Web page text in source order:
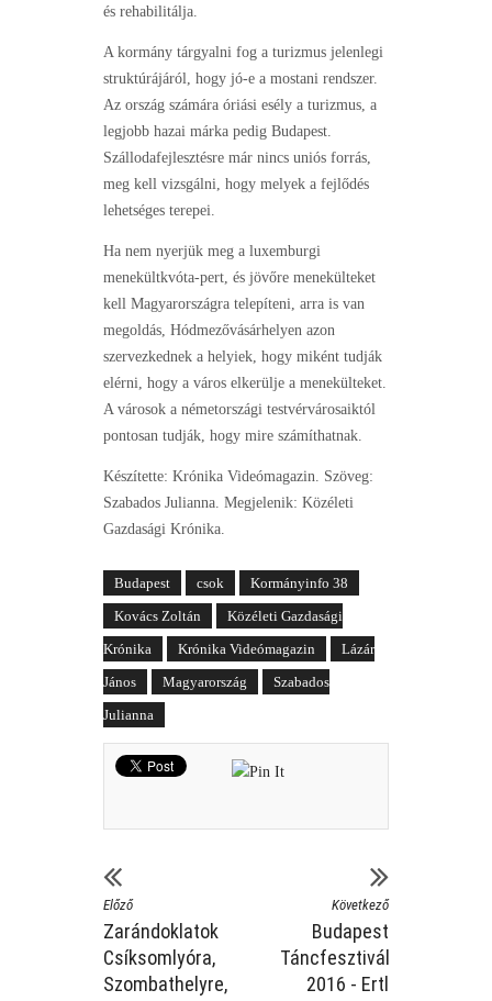
és rehabilitálja.
A kormány tárgyalni fog a turizmus jelenlegi
struktúrájáról, hogy jó-e a mostani rendszer.
Az ország számára óriási esély a turizmus, a
legjobb hazai márka pedig Budapest.
Szállodafejlesztésre már nincs uniós forrás,
meg kell vizsgálni, hogy melyek a fejlődés
lehetséges terepei.
Ha nem nyerjük meg a luxemburgi
menekültkvóta-pert, és jövőre menekülteket
kell Magyarországra telepíteni, arra is van
megoldás, Hódmezővásárhelyen azon
szervezkednek a helyiek, hogy miként tudják
elérni, hogy a város elkerülje a menekülteket.
A városok a németországi testvérvárosaiktól
pontosan tudják, hogy mire számíthatnak.
Készítette: Krónika Videómagazin. Szöveg:
Szabados Julianna. Megjelenik: Közéleti
Gazdasági Krónika.
Budapest csok
Kormányinfo 38
Kovács Zoltán
Közéleti Gazdasági
Krónika
Krónika Videómagazin
Lázár
János
Magyarország
Szabados
Julianna
Előző
Zarándoklatok
Csíksomlyóra,
Szombathelyre,
Következő
Budapest
Táncfesztivál
2016 - Ertl